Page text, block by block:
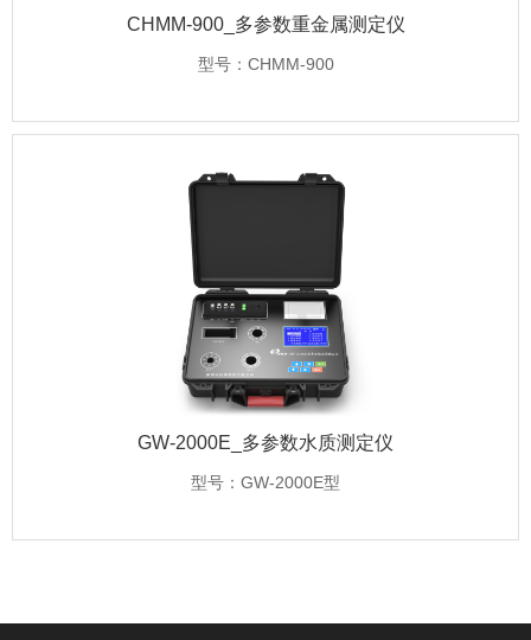
CHMM-900_多参数重金属测定仪
型号：CHMM-900
GW-2000E_多参数水质测定仪
型号：GW-2000E型